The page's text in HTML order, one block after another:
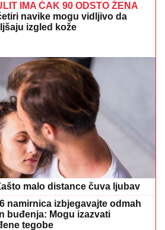
IMA ČAK 90 ODSTO ŽENA
navike mogu vidljivo da
izgled kože
malo distance čuva ljubav
namirnica izbjegavajte odmah
buđenja: Mogu izazvati
tegobe